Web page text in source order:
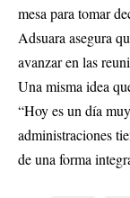
mesa para tomar
Adsuara asegura
avanzar en las
Una misma idea
“Hoy es un día
administraciones
de una forma